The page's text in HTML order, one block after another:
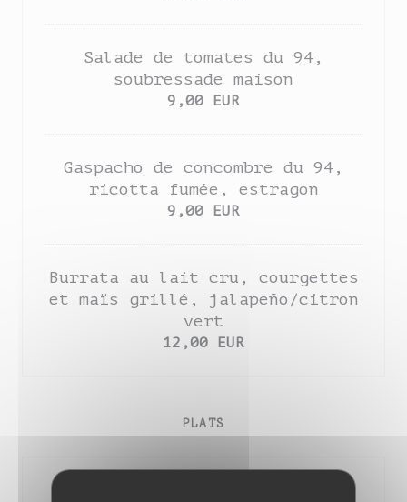
Salade de tomates du 94,
soubressade maison
9,00 EUR
Gaspacho de concombre du 94,
ricotta fumée, estragon
9,00 EUR
Burrata au lait cru, courgettes
et maïs grillé, jalapeño/citron
vert
12,00 EUR
PLATS